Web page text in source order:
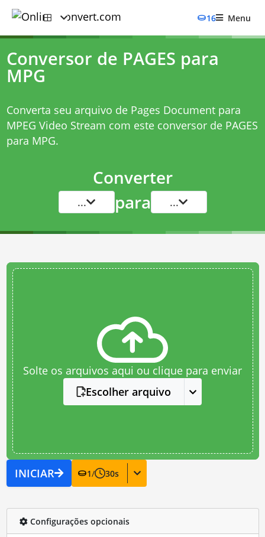
16 Menu
Conversor de PAGES para
MPG
Converta seu arquivo de Pages Document para
MPEG Video Stream com este conversor de PAGES
para MPG.
Converter
... para ...
Solte os arquivos aqui ou clique para enviar
Escolher arquivo
INICIAR 1/ 30s
Configurações opcionais